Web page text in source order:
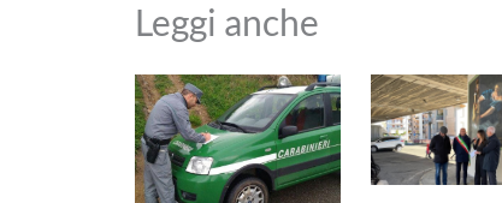
Leggi anche